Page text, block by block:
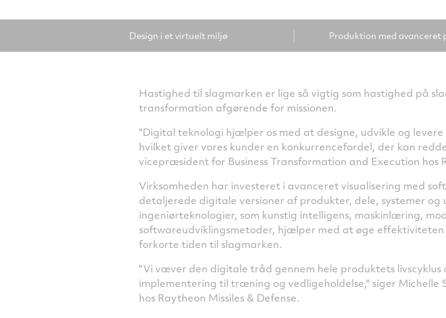
Design i et virtuelt miljø Produktion med avanceret
Hastighed til slagmarken er lige så vigtig som hastighed på
transformation afgørende for missionen.
"Digital teknologi hjælper os med at designe, udvikle og
hvilket giver vores kunder en konkurrencefordel, der kan
vicepræsident for Business Transformation and Execution hos
Virksomheden har investeret i avanceret visualisering med
detaljerede digitale versioner af produkter, dele, systemer
ingeniørteknologier, som kunstig intelligens, maskinlæring,
softwareudviklingsmetoder, hjælper med at øge
forkorte tiden til slagmarken.
"Vi væver den digitale tråd gennem hele produktets
implementering til træning og vedligeholdelse," siger Michelle
hos Raytheon Missiles & Defense.